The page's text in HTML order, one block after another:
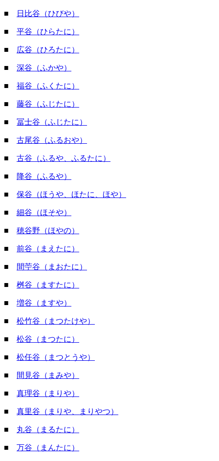
■ 日比谷（ひびや）
■ 平谷（ひらたに）
■ 広谷（ひろたに）
■ 深谷（ふかや）
■ 福谷（ふくたに）
■ 藤谷（ふじたに）
■ 冨士谷（ふじたに）
■ 古尾谷（ふるおや）
■ 古谷（ふるや、ふるたに）
■ 降谷（ふるや）
■ 保谷（ほうや、ほたに、ほや）
■ 細谷（ほそや）
■ 穂谷野（ほやの）
■ 前谷（まえたに）
■ 間苧谷（まおたに）
■ 桝谷（ますたに）
■ 増谷（ますや）
■ 松竹谷（まつたけや）
■ 松谷（まつたに）
■ 松任谷（まつとうや）
■ 間見谷（まみや）
■ 真理谷（まりや）
■ 真里谷（まりや、まりやつ）
■ 丸谷（まるたに）
■ 万谷（まんたに）